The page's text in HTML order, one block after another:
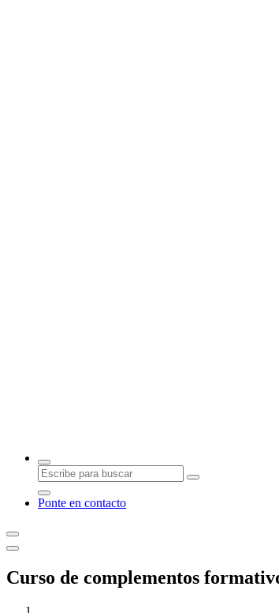
Ponte en contacto
Curso de complementos